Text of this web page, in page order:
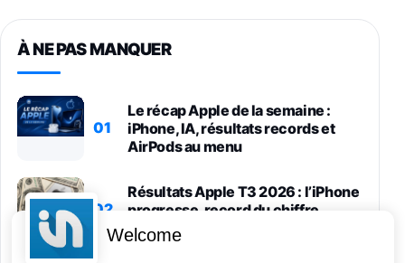
À NE PAS MANQUER
01
Le récap Apple de la semaine :
iPhone, IA, résultats records et
AirPods au menu
02
Résultats Apple T3 2026 : l’iPhone
progresse, record du chiffre
d’affaires
Welcome